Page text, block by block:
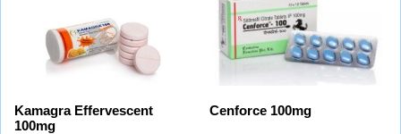
Kamagra Effervescent
100mg
Cenforce 100mg